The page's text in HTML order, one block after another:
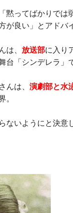
黙ってばかりで
が良い」とアドバ
は、 放送部に入り
台「シンデレラ」
んは、 演劇部と水
。
ないようにと決意